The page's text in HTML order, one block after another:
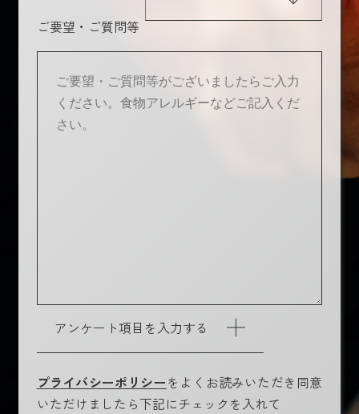
ご要望・ご質問等
アンケート項目を入力する
プライバシーポリシーをよくお読みいただき同意
いただけましたら下記にチェックを入れて